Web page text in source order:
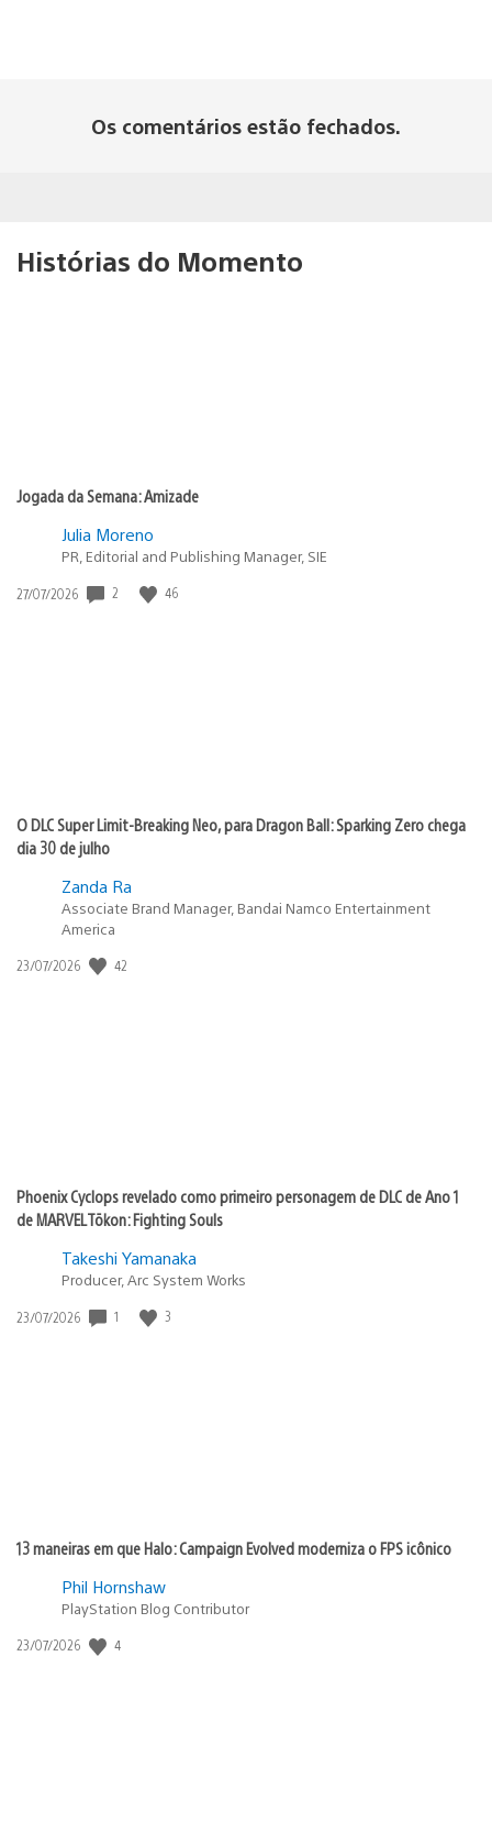
Os comentários estão fechados.
Histórias do Momento
Jogada da Semana: Amizade
Julia Moreno
PR, Editorial and Publishing Manager, SIE
Data
27/07/2026 2 46
O DLC Super Limit-Breaking Neo, para Dragon Ball: Sparking Zero chega
dia 30 de julho
Zanda Ra
Associate Brand Manager, Bandai Namco Entertainment
America
Data
23/07/2026 42
Phoenix Cyclops revelado como primeiro personagem de DLC de Ano 1
de MARVEL Tōkon: Fighting Souls
Takeshi Yamanaka
Producer, Arc System Works
Data
23/07/2026 1 3
13 maneiras em que Halo: Campaign Evolved moderniza o FPS icônico
Phil Hornshaw
PlayStation Blog Contributor
Data
23/07/2026 4